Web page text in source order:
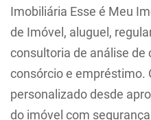
Imobiliária Esse é Meu
de Imóvel, aluguel,
consultoria de análise
consórcio e empréstimo.
personalizado desde
do imóvel com